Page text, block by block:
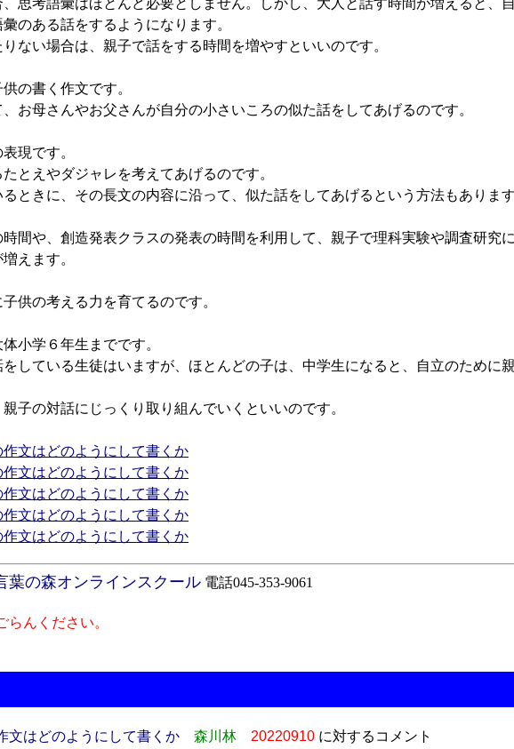
思考語彙はほとんど必要としません。しかし、大人と話す時間が増えると、
のある話をするようになります。
ない場合は、親子で話をする時間を増やすといいのです。
の書く作文です。
お母さんやお父さんが自分の小さいころの似た話をしてあげるのです。
現です。
とえやダジャレを考えてあげるのです。
ときに、その長文の内容に沿って、似た話をしてあげるという方法もあります
間や、創造発表クラスの発表の時間を利用して、親子で理科実験や調査研究
えます。
供の考える力を育てるのです。
小学６年生までです。
している生徒はいますが、ほとんどの子は、中学生になると、自立のために
子の対話にじっくり取り組んでいくといいのです。
文はどのようにして書くか
文はどのようにして書くか
文はどのようにして書くか
文はどのようにして書くか
文はどのようにして書くか
葉の森オンラインスクール 電話045-353-9061
んください。
はどのようにして書くか 森川林 20220910 に対するコメント